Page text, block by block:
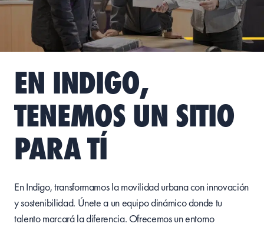
EN INDIGO,
TENEMOS UN SITIO
PARA TÍ
En Indigo,transformamoslamovilidadurbanaconinnovación
ysostenibilidad. Únetea unequipodinámicodonde tu
talentomarcaráladiferencia. Ofrecemosunentorno